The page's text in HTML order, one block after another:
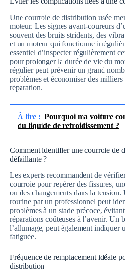
Une courroie de distribution usée
moteur. Les signes avant-coureurs
souvent des bruits stridents, des
et un moteur qui fonctionne
essentiel d’inspecter régulièrement
pour prolonger la durée de vie du
régulier peut prévenir un grand
problèmes et économiser des milliers
réparation.
À lire : Pourquoi ma voiture
du liquide de refroidissement ?
Comment identifier une courroie de
défaillante ?
Les experts recommandent de
courroie pour repérer des fissures,
ou des changements dans la tension.
routine par un professionnel peut
problèmes à un stade précoce,
réparations coûteuses à l’avenir. Un
l’allumage, peut également indiquer
fatiguée.
Fréquence de remplacement idéale
distribution